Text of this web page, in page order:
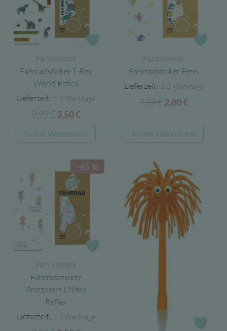
Optionen
auf
Zur Wunschliste
Farbviereck
Fahrradsticker T-Rex
World Reflex
Lieferzeit: 1-3 Werktage
9,99€ Ursprünglicher
Preis
war:
3,50€Aktueller
Preis
ist:
In den Warenkorb
Farbviereck
Fahrradsticker Feen
Lieferzeit: 1-3 Werktage
7,99€Ursprünglicher
war:
7,99 €
2,80€Aktueller
ist:
2,80 €.
In den Warenkorb
-65 %
Farbviereck
Fahrradsticker
Prinzessin Lillifee
Reflex
Lieferzeit: 1-3 Werktage